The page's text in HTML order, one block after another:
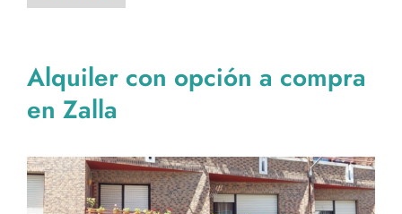
Alquiler con opción a compra
en Zalla